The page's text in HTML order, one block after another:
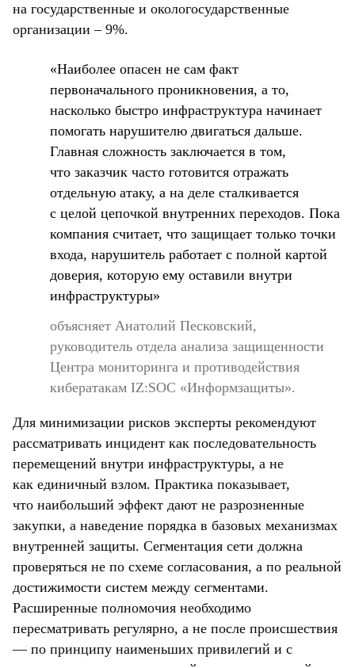
на государственные и окологосударственные
организации – 9%.
«Наиболее опасен не сам факт
первоначального проникновения, а то,
насколько быстро инфраструктура начинает
помогать нарушителю двигаться дальше.
Главная сложность заключается в том,
что заказчик часто готовится отражать
отдельную атаку, а на деле сталкивается
с целой цепочкой внутренних переходов. Пока
компания считает, что защищает только точки
входа, нарушитель работает с полной картой
доверия, которую ему оставили внутри
инфраструктуры»
объясняет Анатолий Песковский,
руководитель отдела анализа защищенности
Центра мониторинга и противодействия
кибератакам IZ:SOC «Информзащиты».
Для минимизации рисков эксперты рекомендуют
рассматривать инцидент как последовательность
перемещений внутри инфраструктуры, а не
как единичный взлом. Практика показывает,
что наибольший эффект дают не разрозненные
закупки, а наведение порядка в базовых механизмах
внутренней защиты. Сегментация сети должна
проверяться не по схеме согласования, а по реальной
достижимости систем между сегментами.
Расширенные полномочия необходимо
пересматривать регулярно, а не после происшествия
— по принципу наименьших привилегий и с